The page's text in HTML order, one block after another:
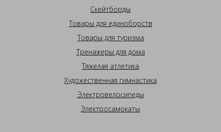
Скейтборды
Товары для единоборств
Товары для туризма
Тренажеры для дома
Тяжелая атлетика
Художественная гимнастика
Электровелосипеды
Электросамокаты